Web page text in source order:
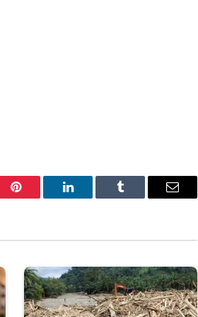
Pinterest LinkedIn Tumblr Email